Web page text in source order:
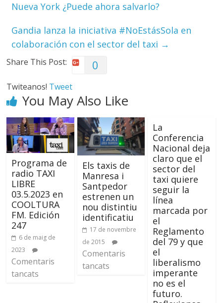
Nueva York ¿Puede ahora salvarlo?
Gandia lanza la iniciativa #NoEstásSola en
colaboración con el sector del taxi →
Share This Post: 0
Twiteanos! Tweet
You May Also Like
Programa de
radio TAXI
LIBRE
03.5.2023 en
COOLTURA
FM. Edición
247
6 de maig de
2023
Comentaris
tancats
Els taxis de
Manresa i
Santpedor
estrenen un
nou distintiu
identificatiu
17 de novembre
de 2015
Comentaris
tancats
La
Conferencia
Nacional deja
claro que el
sector del
taxi quiere
seguir la
línea
marcada por
el
Reglamento
del 79 y que
el
liberalismo
imperante
no es el
futuro.